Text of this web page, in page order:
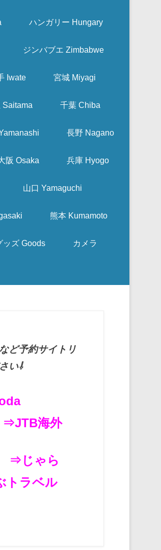
ハンガリー Hungary
ジンバブエ Zimbabwe
Iwate 宮城 Miyagi
Saitama 千葉 Chiba
長野 Nagano
阪 Osaka 兵庫 Hyogo
山口 Yamaguchi
熊本 Kumamoto
ッズ Goods カメラ
ど予約サイトリ
い⇩
⇒JTB海外
⇒じゃら
トラベル